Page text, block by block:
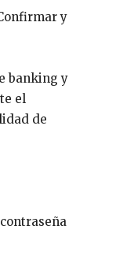
y
banking y
el
de